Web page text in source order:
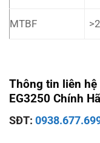
MTBF
Thông tin liên hệ
EG3250 Chính
SĐT: